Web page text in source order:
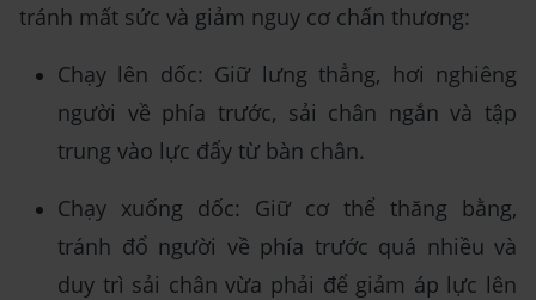
tránh mất sức và giảm nguy cơ chấn thương:
Chạy lên dốc: Giữ lưng thẳng, hơi nghiêng
người về phía trước, sải chân ngắn và tập
trung vào lực đẩy từ bàn chân.
Chạy xuống dốc: Giữ cơ thể thăng bằng,
tránh đổ người về phía trước quá nhiều và
duy trì sải chân vừa phải để giảm áp lực lên